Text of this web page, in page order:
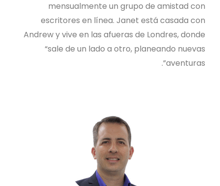
mensualmente un grupo de amistad con
escritores en línea. Janet está casada con
Andrew y vive en las afueras de Londres, donde
“sale de un lado a otro, planeando nuevas
aventuras”.